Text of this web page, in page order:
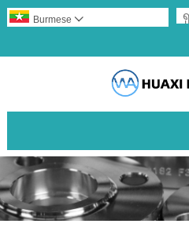
Burmese 